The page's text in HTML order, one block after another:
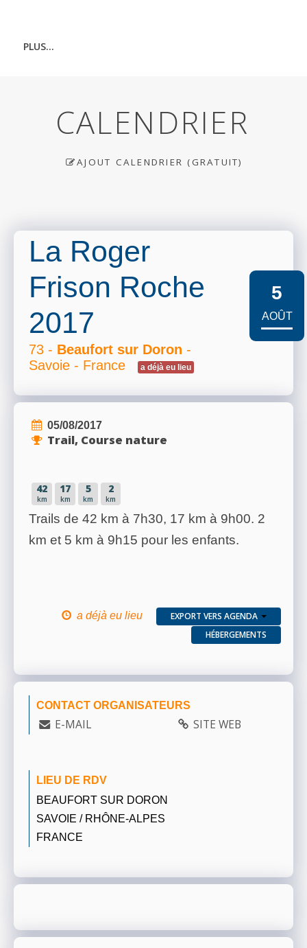
PLUS...
CALENDRIER
AJOUT CALENDRIER (GRATUIT)
La Roger
Frison Roche
2017
73 - Beaufort sur Doron -
Savoie - France
a déjà eu lieu
5
AOÛT
05/08/2017
Trail, Course nature
42
km
17
km
5
km
2
km
Trails de 42 km à 7h30, 17 km à 9h00. 2
km et 5 km à 9h15 pour les enfants.
a déjà eu lieu
EXPORT VERS AGENDA
HÉBERGEMENTS
CONTACT ORGANISATEURS
E-MAIL SITE WEB
LIEU DE RDV
BEAUFORT SUR DORON
SAVOIE / RHÔNE-ALPES
FRANCE